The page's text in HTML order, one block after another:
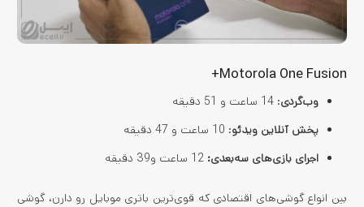
Motorola One Fusion+
وب‌گردی: 14 ساعت و 51 دقیقه
پخش آنلاین ویدئو: 10 ساعت و 47 دقیقه
اجرای بازی‌های سه‌بعدی:
بین انواع گوشی‌های اقتصادی که قوی‌ترین باتری موبایل رو دارن، گوشی